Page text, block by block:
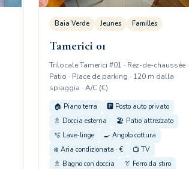
Baia Verde Jeunes Familles
Tamerici 01
Trilocale Tamerici #01 · Rez-de-chaussée ·
Patio · Place de parking · 120 m dalla
spiaggia · A/C (€)
🏠 Piano terra
🅿️ Posto auto privato
🚿 Doccia esterna
🏖️ Patio attrezzato
🫧 Lave-linge
🍳 Angolo cottura
❄️ Aria condizionata · €
📺 TV
🚿 Bagno con doccia
👔 Ferro da stiro